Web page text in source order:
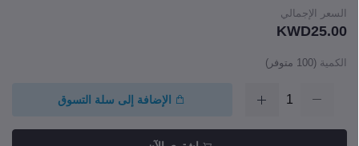
السعر الإجمالي
KWD25.00
الكمية (
100 متوفر)
الإضافة إلى سلة التسوق